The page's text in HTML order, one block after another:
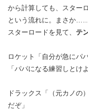
から計算しても、スター
という流れに。まさか
スターロードを見て、 テ
ロケット「自分が急にパ
「パパになる練習しとけ
ドラックス「（元カノの
だぞ」